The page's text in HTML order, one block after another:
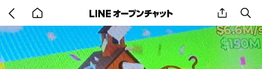
back
to
home
share